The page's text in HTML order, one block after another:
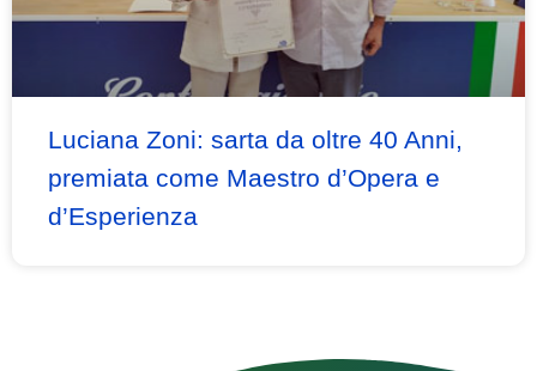
Luciana Zoni: sarta da oltre 40 Anni,
premiata come Maestro d’Opera e
d’Esperienza